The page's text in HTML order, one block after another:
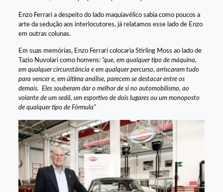
Enzo Ferrari a despeito do lado maquiavélico sabia como poucos a
arte da sedução aos interlocutores, já relatamos esse lado de Enzo
em outras colunas.
Em suas memórias, Enzo Ferrari colocaria Stirling Moss ao lado de
Tazio Nuvolari como homens: “que, em qualquer tipo de máquina,
em qualquer circunstância e em qualquer percurso, arriscaram tudo
para vencer e, em última análise, parecem se destacar entre os
demais. Eles souberam dar o melhor de si no automobilismo, ao
volante de um sedã, um esportivo de dois lugares ou um monoposto
de qualquer tipo de Fórmula”